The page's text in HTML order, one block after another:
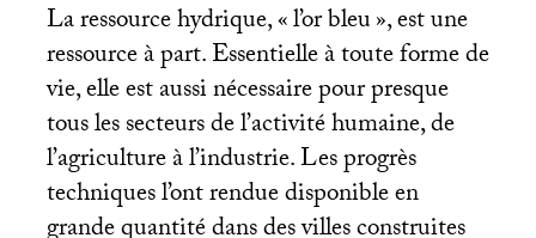
La ressource hydrique, «l’or bleu», est une
ressource à part. Essentielle à toute forme de
vie, elle est aussi nécessaire pour presque
tous les secteurs de l’activité humaine, de
l’agriculture à l’industrie. Les progrès
techniques l’ont rendue disponible en